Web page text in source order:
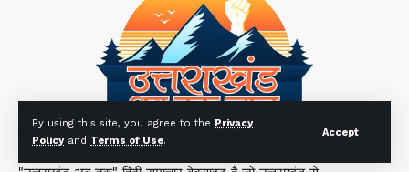
By using this site, you agree to the Privacy
Policyand Terms of Use.
Accept